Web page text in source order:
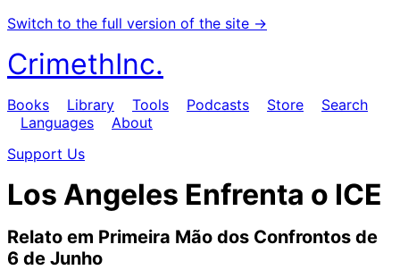
Switch to the full version of the site →
CrimethInc.
Books Library Tools Podcasts Store
Search
Languages
About
Support Us
Los Angeles Enfrenta o ICE
Relato em Primeira Mão dos Confrontos de
6 de Junho